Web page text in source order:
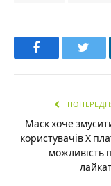
Facebook
Маск хоче
користувачів Х
можливість